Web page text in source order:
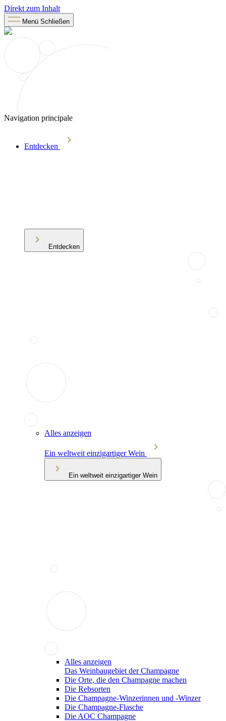
Direkt zum Inhalt
Menü Schließen
Navigation principale
Entdecken
Entdecken
Alles anzeigen
Ein weltweit einzigartiger Wein
Ein weltweit einzigartiger Wein
Alles anzeigen
Das Weinbaugebiet der Champagne
Die Orte, die den Champagne machen
Die Rebsorten
Die Champagne-Winzerinnen und -Winzer
Die Champagne-Flasche
Die AOC Champagne